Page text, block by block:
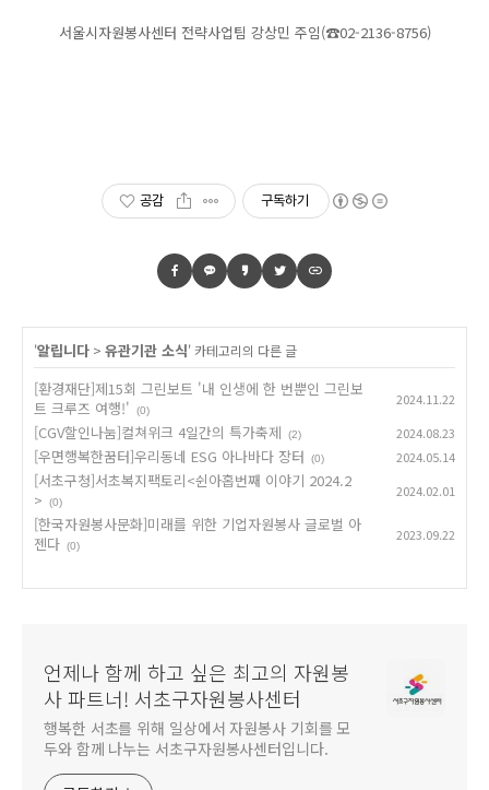
서울시자원봉사센터 전략사업팀 강상민 주임(☎02-2136-8756)
공감 구독하기
'알립니다 > 유관기관 소식' 카테고리의 다른 글
[환경재단]제15회 그린보트 '내 인생에 한 번뿐인 그린보
트 크루즈 여행!'
(0)
2024.11.22
[CGV할인나눔]컬쳐위크 4일간의 특가축제 (2) 2024.08.23
[우면행복한꿈터]우리동네 ESG 아나바다 장터 (0) 2024.05.14
[서초구청]서초복지팩토리<쉰아홉번째 이야기 2024.2
>
(0)
2024.02.01
[한국자원봉사문화]미래를 위한 기업자원봉사 글로벌 아
젠다 (0)
2023.09.22
언제나 함께 하고 싶은 최고의 자원봉
사 파트너! 서초구자원봉사센터
행복한 서초를 위해 일상에서 자원봉사 기회를 모
두와 함께 나누는 서초구자원봉사센터입니다.